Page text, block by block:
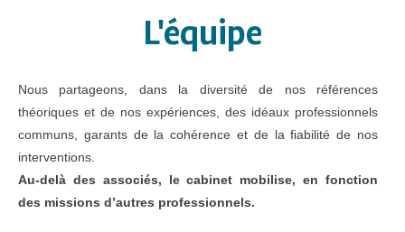
L'équipe
Nous partageons, dans la diversité de nos références
théoriques et de nos expériences, des idéaux professionnels
communs, garants de la cohérence et de la fiabilité de nos
interventions.
Au-delà des associés, le cabinet mobilise, en fonction
des missions d’autres professionnels.